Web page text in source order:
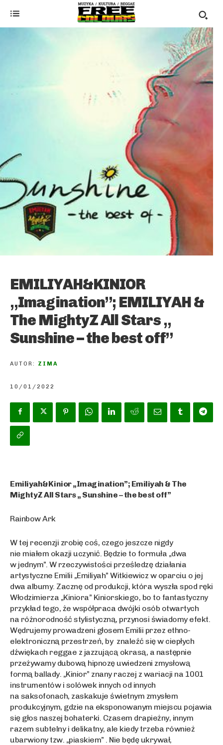
EMILIYAH&KINIOR
„Imagination”; EMILIYAH &
The MightyZ All Stars „
Sunshine – the best off”
AUTOR: ZIMA
10/01/2022
Emiliyah&Kinior „Imagination”; Emiliyah & The
MightyZ All Stars „ Sunshine – the best off”
Rainbow Ark
W tej recenzji zrobię coś, czego jeszcze nigdy
nie miałem okazji uczynić. Będzie to formuła „dwa
w jednym”. W rzeczywistości prześledzę działania
artystyczne Emilii „Emiliyah” Witkiewicz w oparciu o jej
dwa albumy. Zacznę od produkcji, która wyszła spod ręki
Włodzimierza „Kiniora” Kiniorskiego, bo to fantastyczny
przykład tego, że współpraca dwójki osób otwartych
na różnorodność stylistyczną, przynosi świadomy efekt.
Wędrujemy prowadzeni głosem Emilii przez ethno-
elektroniczną przestrzeń, by znaleźć się w ciepłych
dźwiękach reggae z jazzującą okrasą, a następnie
przeżywamy dubową hipnozę uwiedzeni zmysłową
formą ballady. „Kinior” znany raczej z wariacji na 1001
instrumentów i solówek innych od innych
na saksofonach, zaskakuje świetnym zmysłem
produkcyjnym, gdzie na eksponowanym miejscu pojawia
się głos naszej bohaterki. Czasem drapieżny, innym
razem subtelny i delikatny, ale kiedy trzeba również
ubarwiony tzw. „piaskiem” . Nie będę ukrywał,